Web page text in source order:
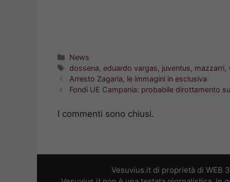
Categorie
News
Tag
dossena, eduardo vargas, juventus, mazzarri,
Arresto Zagaria, le immagini in esclusiva
Fondi UE Campania: probabile dirottamento
I commenti sono chiusi.
Vesuvius.it di proprietà di WEB